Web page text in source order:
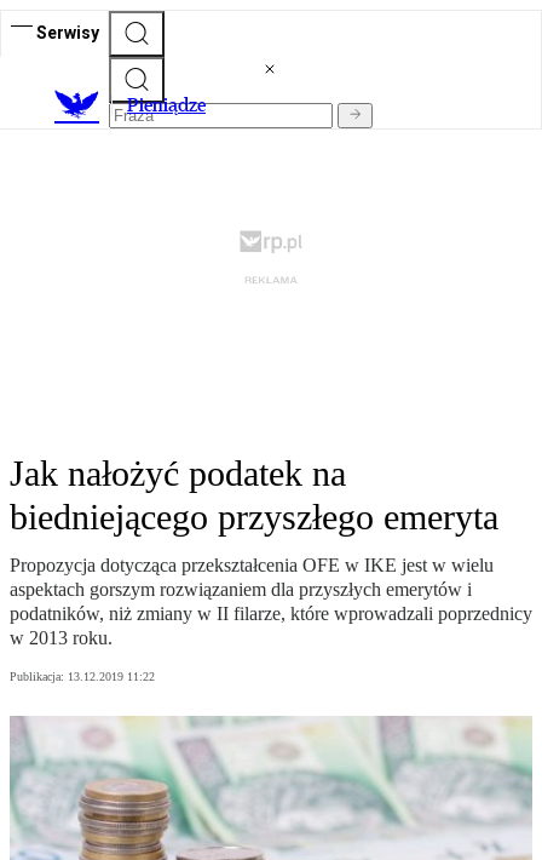
Serwisy
Pieniądze
Jak nałożyć podatek na
biedniejącego przyszłego emeryta
Propozycja dotycząca przekształcenia OFE w IKE jest w wielu
aspektach gorszym rozwiązaniem dla przyszłych emerytów i
podatników, niż zmiany w II filarze, które wprowadzali poprzednicy
w 2013 roku.
Publikacja: 13.12.2019 11:22